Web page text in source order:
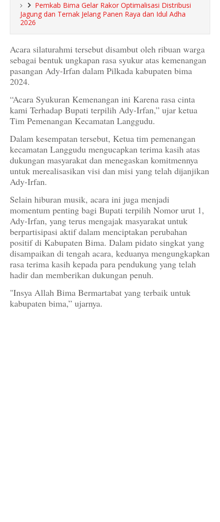
Pemkab Bima Gelar Rakor Optimalisasi Distribusi
Jagung dan Ternak Jelang Panen Raya dan Idul Adha
2026
Acara silaturahmi tersebut disambut oleh ribuan warga
sebagai bentuk ungkapan rasa syukur atas kemenangan
pasangan Ady-Irfan dalam Pilkada kabupaten bima
2024.
“Acara Syukuran Kemenangan ini Karena rasa cinta
kami Terhadap Bupati terpilih Ady-Irfan,” ujar ketua
Tim Pemenangan Kecamatan Langgudu.
Dalam kesempatan tersebut, Ketua tim pemenangan
kecamatan Langgudu mengucapkan terima kasih atas
dukungan masyarakat dan menegaskan komitmennya
untuk merealisasikan visi dan misi yang telah dijanjikan
Ady-Irfan.
Selain hiburan musik, acara ini juga menjadi
momentum penting bagi Bupati terpilih Nomor urut 1,
Ady-Irfan, yang terus mengajak masyarakat untuk
berpartisipasi aktif dalam menciptakan perubahan
positif di Kabupaten Bima. Dalam pidato singkat yang
disampaikan di tengah acara, keduanya mengungkapkan
rasa terima kasih kepada para pendukung yang telah
hadir dan memberikan dukungan penuh.
"Insya Allah Bima Bermartabat yang terbaik untuk
kabupaten bima,” ujarnya.